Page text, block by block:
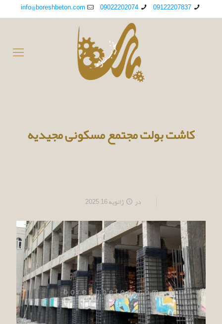
09122207837
09022202074
info@boreshbeton.com
کاشت بولت مجتمع مسکونی مجیدیه
در ژانویه 16, 2025